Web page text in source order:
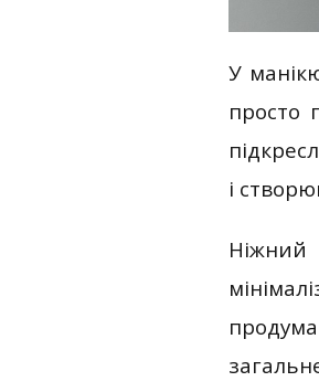
У
просто
і